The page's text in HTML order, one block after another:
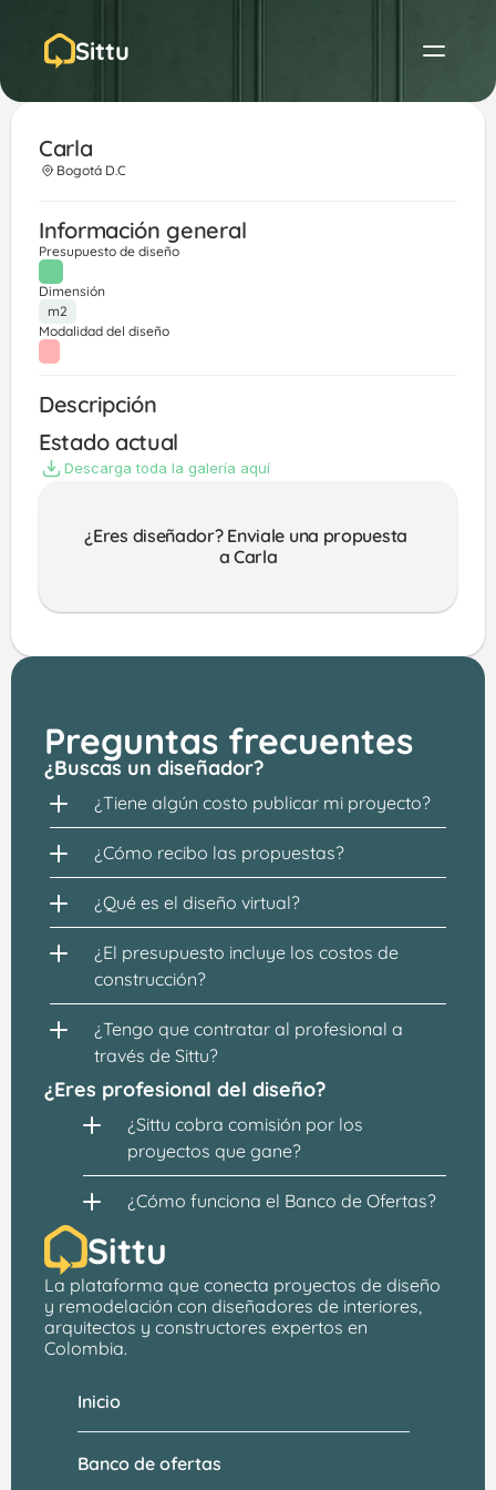
Sittu
Carla
Bogotá D.C
Información general
Presupuesto de diseño
Dimensión
m2
Modalidad del diseño
Descripción
Estado actual
Descarga toda la galería aquí
¿Eres diseñador? Enviale una propuesta
a Carla
Preguntas frecuentes
¿Buscas un diseñador?
¿Tiene algún costo publicar mi proyecto?
¿Cómo recibo las propuestas?
¿Qué es el diseño virtual?
¿El presupuesto incluye los costos de
construcción?
¿Tengo que contratar al profesional a
través de Sittu?
¿Eres profesional del diseño?
¿Sittu cobra comisión por los
proyectos que gane?
¿Cómo funciona el Banco de Ofertas?
Sittu
La plataforma que conecta proyectos de diseño
y remodelación con diseñadores de interiores,
arquitectos y constructores expertos en
Colombia.
Banco de ofertas
Inicio